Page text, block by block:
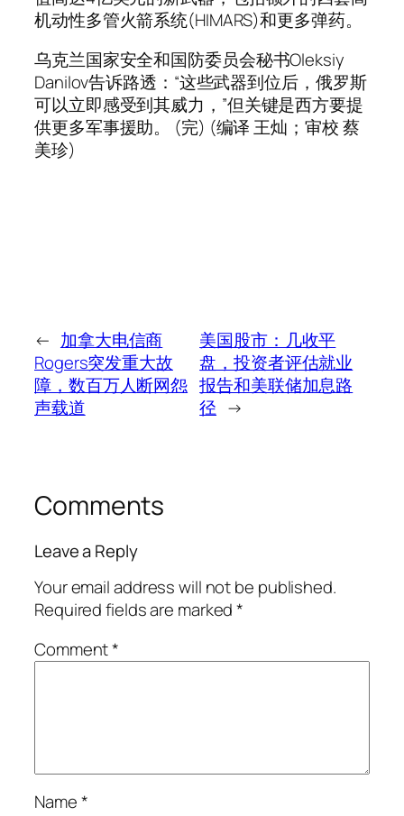
机动性多管火箭系统(HIMARS)和更多弹药。
乌克兰国家安全和国防委员会秘书Oleksiy
Danilov告诉路透：“这些武器到位后，俄罗斯
可以立即感受到其威力，”但关键是西方要提
供更多军事援助。 (完) (编译 王灿；审校 蔡
美珍)
← 加拿大电信商
Rogers突发重大故
障，数百万人断网怨
声载道
美国股市：几收平
盘，投资者评估就业
报告和美联储加息路
径 →
Comments
Leave a Reply
Your email address will not be published.
Required fields are marked*
Comment*
Name*